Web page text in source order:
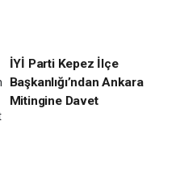
İYİ Parti Kepez İlçe
Başkanlığı’ndan Ankara
Mitingine Davet